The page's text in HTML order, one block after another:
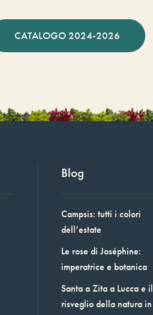
CATALOGO 2024-2026
Blog
Campsis: tutti i colori
dell’estate
Le rose di Joséphine:
imperatrice e botanica
Santa a Zita a Lucca e il
risveglio della natura in